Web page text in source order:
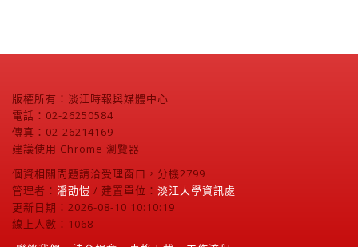
版權所有：淡江時報與媒體中心
電話：02-26250584
傳真：02-26214169
建議使用 Chrome 瀏覽器
個資相關問題請洽受理窗口，分機2799
管理者： 潘劭愷 / 建置單位： 淡江大學資訊處
更新日期：2026-08-10 10:10:19
線上人數：1068